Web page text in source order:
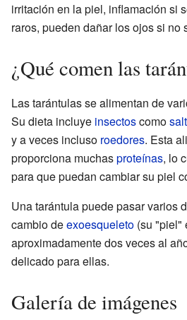
irritación en la piel, inflamación si
raros, pueden dañar los ojos si no
¿Qué comen las
Las tarántulas se alimentan de
Su dieta incluye insectoscomo
y a veces incluso roedores. Esta
proporciona muchasproteínas, lo
para que puedan cambiar su piel
Una tarántula puede pasar varios
cambio deexoesqueleto (su "piel"
aproximadamente dos veces al
delicado para ellas.
Galería de imágenes